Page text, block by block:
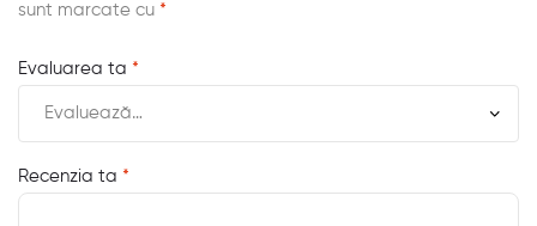
sunt marcate cu *
Evaluarea ta *
Recenzia ta *